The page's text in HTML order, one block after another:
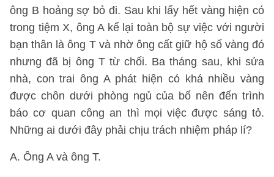
ông B hoảng sợ bỏ đi. Sau khi lấy hết vàng hiện có
trong tiệm X, ông A kể lại toàn bộ sự việc với người
bạn thân là ông T và nhờ ông cất giữ hộ số vàng đó
nhưng đã bị ông T từ chối. Ba tháng sau, khi sửa
nhà, con trai ông A phát hiện có khá nhiều vàng
được chôn dưới phòng ngủ của bố nên đến trình
báo cơ quan công an thì mọi việc được sáng tỏ.
Những ai dưới đây phải chịu trách nhiệm pháp lí?
A. Ông A và ông T.